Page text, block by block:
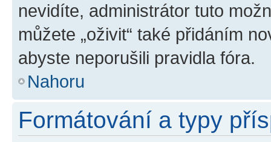
nevidíte, administrátor tuto
můžete „oživit“ také přidáním
abyste neporušili pravidla fóra.
Nahoru
Formátování a typy